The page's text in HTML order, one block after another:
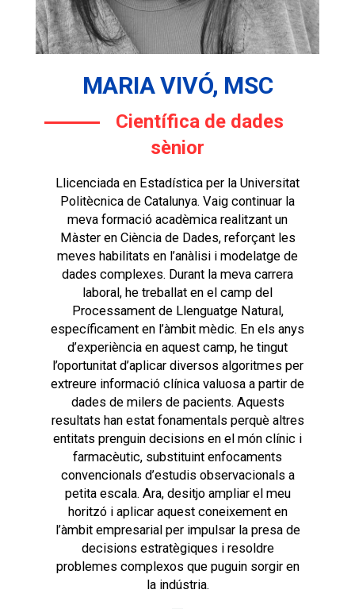
MARIA VIVÓ, MSC
Científica de dades
sènior
Llicenciada en Estadística per la Universitat
Politècnica de Catalunya. Vaig continuar la
meva formació acadèmica realitzant un
Màster en Ciència de Dades, reforçant les
meves habilitats en l’anàlisi i modelatge de
dades complexes. Durant la meva carrera
laboral, he treballat en el camp del
Processament de Llenguatge Natural,
específicament en l’àmbit mèdic. En els anys
d’experiència en aquest camp, he tingut
l’oportunitat d’aplicar diversos algoritmes per
extreure informació clínica valuosa a partir de
dades de milers de pacients. Aquests
resultats han estat fonamentals perquè altres
entitats prenguin decisions en el món clínic i
farmacèutic, substituint enfocaments
convencionals d’estudis observacionals a
petita escala. Ara, desitjo ampliar el meu
horitzó i aplicar aquest coneixement en
l’àmbit empresarial per impulsar la presa de
decisions estratègiques i resoldre
problemes complexos que puguin sorgir en
la indústria.